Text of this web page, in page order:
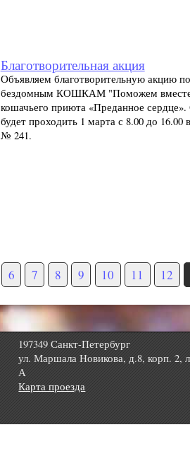
Благотворительная акция
Объявляем благотворительную акцию
бездомным КОШКАМ "Поможем
кошачьего приюта «Преданное
будет проходить 1 марта с 8.00 до 16.00
№ 241.
6 7 8 9 10 11 12
197349 Санкт-Петербург
ул. Маршала Новикова, д.8, корп. 2,
А
Карта проезда